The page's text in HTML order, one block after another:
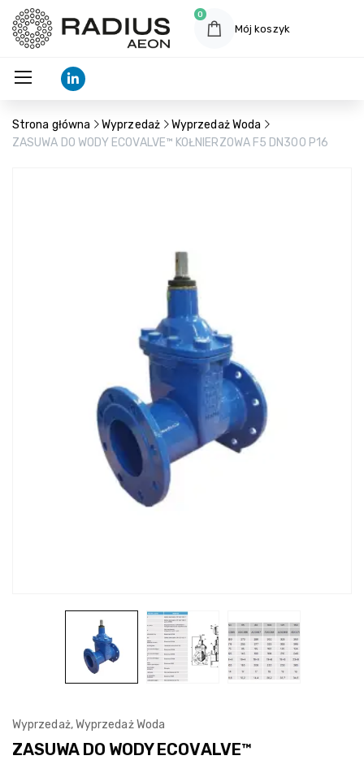
0
Mój koszyk
Strona główna Wyprzedaż
Wyprzedaż Woda
ZASUWA DO WODY ECOVALVE™ KOŁNIERZOWA F5 DN300 P16
Wyprzedaż,Wyprzedaż Woda
ZASUWA DO WODY ECOVALVE™